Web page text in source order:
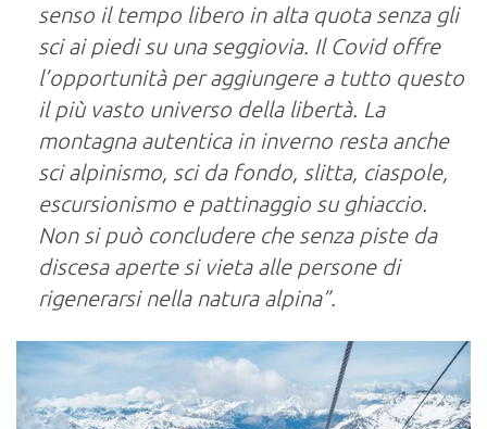
senso il tempo libero in alta quota senza gli
sci ai piedi su una seggiovia. Il Covid offre
l’opportunità per aggiungere a tutto questo
il più vasto universo della libertà. La
montagna autentica in inverno resta anche
sci alpinismo, sci da fondo, slitta, ciaspole,
escursionismo e pattinaggio su ghiaccio.
Non si può concludere che senza piste da
discesa aperte si vieta alle persone di
rigenerarsi nella natura alpina”.